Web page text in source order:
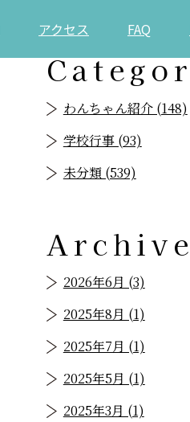
アクセス FAQ
わんちゃん紹介 (148)
学校行事 (93)
未分類 (539)
Archive
2026年6月 (3)
2025年8月 (1)
2025年7月 (1)
2025年5月 (1)
2025年3月 (1)